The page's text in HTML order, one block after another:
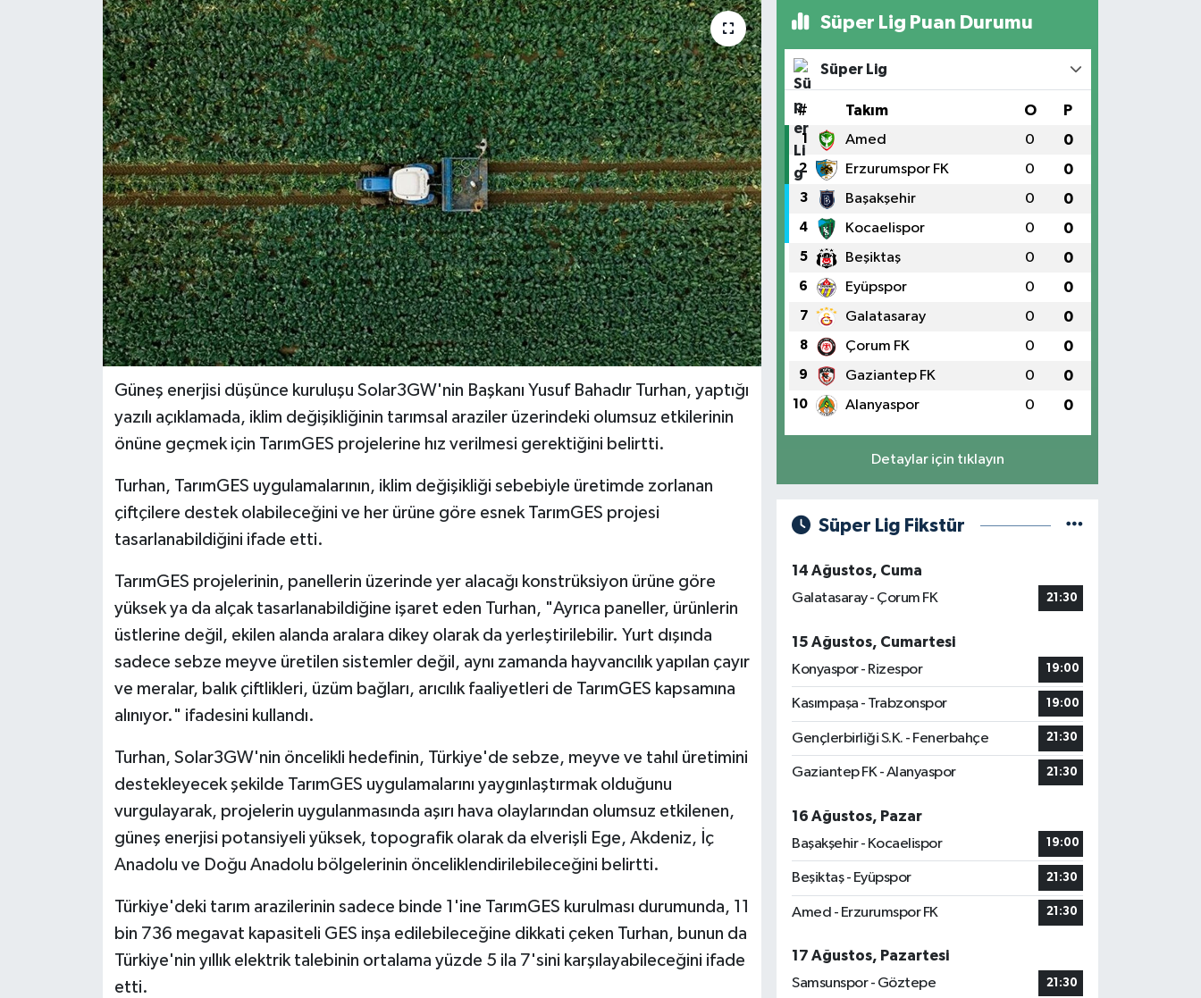
Güneş enerjisi düşünce kuruluşu Solar3GW'nin Başkanı Yusuf Bahadır Turhan, yaptığı
yazılı açıklamada, iklim değişikliğinin tarımsal araziler üzerindeki olumsuz etkilerinin
önüne geçmek için TarımGES projelerine hız verilmesi gerektiğini belirtti.
Turhan, TarımGES uygulamalarının, iklim değişikliği sebebiyle üretimde zorlanan
çiftçilere destek olabileceğini ve her ürüne göre esnek TarımGES projesi
tasarlanabildiğini ifade etti.
TarımGES projelerinin, panellerin üzerinde yer alacağı konstrüksiyon ürüne göre
yüksek ya da alçak tasarlanabildiğine işaret eden Turhan, "Ayrıca paneller, ürünlerin
üstlerine değil, ekilen alanda aralara dikey olarak da yerleştirilebilir. Yurt dışında
sadece sebze meyve üretilen sistemler değil, aynı zamanda hayvancılık yapılan çayır
ve meralar, balık çiftlikleri, üzüm bağları, arıcılık faaliyetleri de TarımGES kapsamına
alınıyor." ifadesini kullandı.
Turhan, Solar3GW'nin öncelikli hedefinin, Türkiye'de sebze, meyve ve tahıl üretimini
destekleyecek şekilde TarımGES uygulamalarını yaygınlaştırmak olduğunu
vurgulayarak, projelerin uygulanmasında aşırı hava olaylarından olumsuz etkilenen,
güneş enerjisi potansiyeli yüksek, topografik olarak da elverişli Ege, Akdeniz, İç
Anadolu ve Doğu Anadolu bölgelerinin önceliklendirilebileceğini belirtti.
Türkiye'deki tarım arazilerinin sadece binde 1'ine TarımGES kurulması durumunda, 11
bin 736 megavat kapasiteli GES inşa edilebileceğine dikkati çeken Turhan, bunun da
Türkiye'nin yıllık elektrik talebinin ortalama yüzde 5 ila 7'sini karşılayabileceğini ifade
etti.
Süper Lig Puan Durumu
Süper Lig
# Takım O P
1 Amed 0 0
2 Erzurumspor FK 0 0
3 Başakşehir 0 0
4 Kocaelispor 0 0
5 Beşiktaş 0 0
6 Eyüpspor 0 0
7 Galatasaray 0 0
8 Çorum FK 0 0
9 Gaziantep FK 0 0
10 Alanyaspor 0 0
Detaylar için tıklayın
Süper Lig Fikstür
14 Ağustos, Cuma
Galatasaray - Çorum FK
21:30
15 Ağustos, Cumartesi
Konyaspor - Rizespor
19:00
Kasımpaşa - Trabzonspor 19:00
Gençlerbirliği S.K. - Fenerbahçe 21:30
Gaziantep FK - Alanyaspor 21:30
16 Ağustos, Pazar
Başakşehir - Kocaelispor
19:00
Beşiktaş - Eyüpspor 21:30
Amed - Erzurumspor FK 21:30
17 Ağustos, Pazartesi
Samsunspor - Göztepe
21:30
ÖZEL HABER
RÖPORTAJLAR
SAĞLIK
SİYASET
GÜNCEL